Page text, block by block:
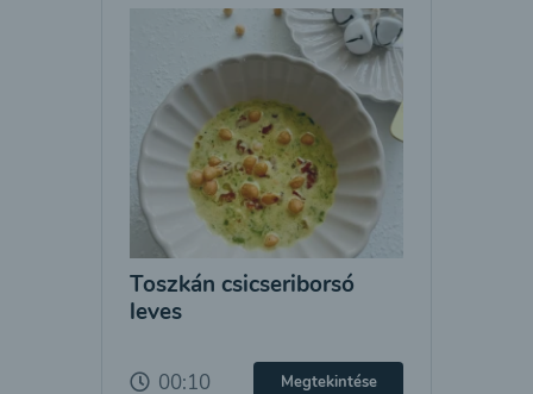
Toszkán csicseriborsó
leves
00:10 Megtekintése